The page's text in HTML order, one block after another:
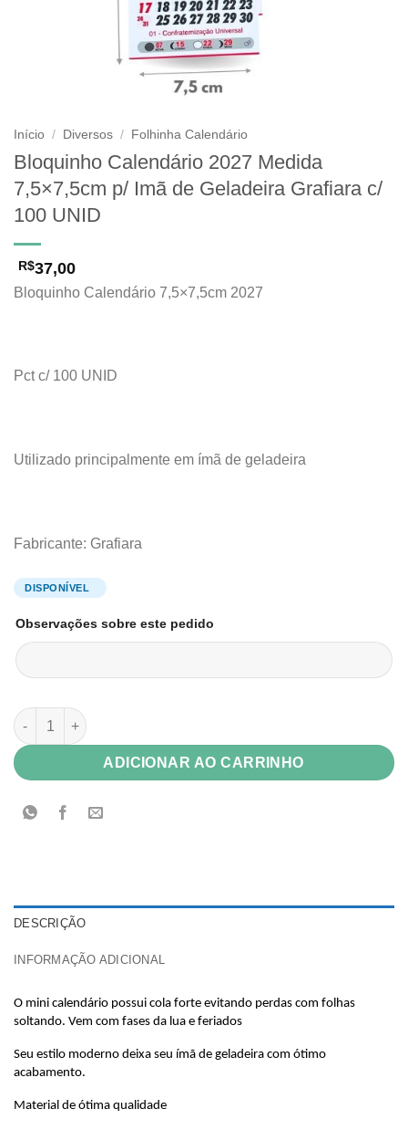
Início / Diversos / Folhinha Calendário
Bloquinho Calendário 2027 Medida
7,5×7,5cm p/ Imã de Geladeira Grafiara c/
100 UNID
R$37,00
Bloquinho Calendário 7,5×7,5cm 2027
Pct c/ 100 UNID
Utilizado principalmente em ímã de geladeira
Fabricante: Grafiara
Observações sobre este pedido
Bloquinho Calendário 2027 Medida 7,5x7,5cm p/ Imã de
ADICIONAR AO CARRINHO
DESCRIÇÃO
INFORMAÇÃO ADICIONAL
O mini calendário possui cola forte evitando perdas com folhas
soltando. Vem com fases da lua e feriados
Seu estilo moderno deixa seu ímã de geladeira com ótimo
acabamento.
Material de ótima qualidade